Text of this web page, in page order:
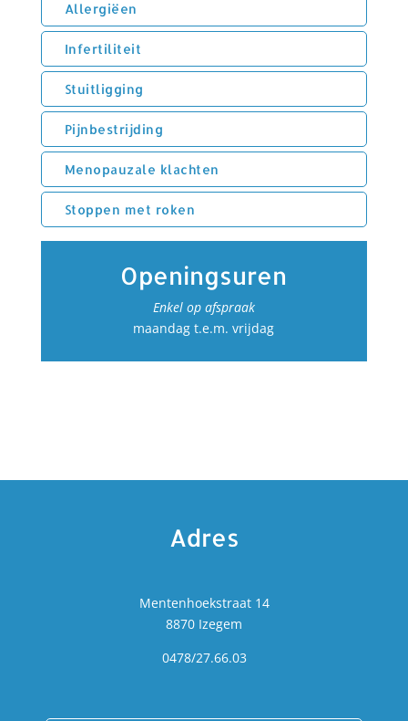
Allergiëen
Infertiliteit
Stuitligging
Pijnbestrijding
Menopauzale klachten
Stoppen met roken
Openingsuren
Enkel op afspraak
maandag t.e.m. vrijdag
Adres
Mentenhoekstraat 14
8870 Izegem
0478/27.66.03